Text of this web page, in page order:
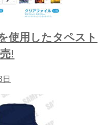
使用したタペスト
!